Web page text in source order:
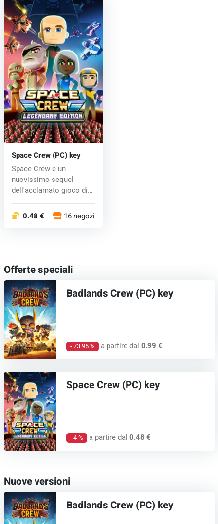
Space Crew (PC) key
Space Crew è un
nuovissimo sequel
dell'acclamato gioco di
0.48 € 16 negozi
Offerte speciali
Badlands Crew (PC) key
- 73.95 % a partire dal0.99 €
Space Crew (PC) key
- 4 % a partire dal0.48 €
Nuove versioni
Badlands Crew (PC) key